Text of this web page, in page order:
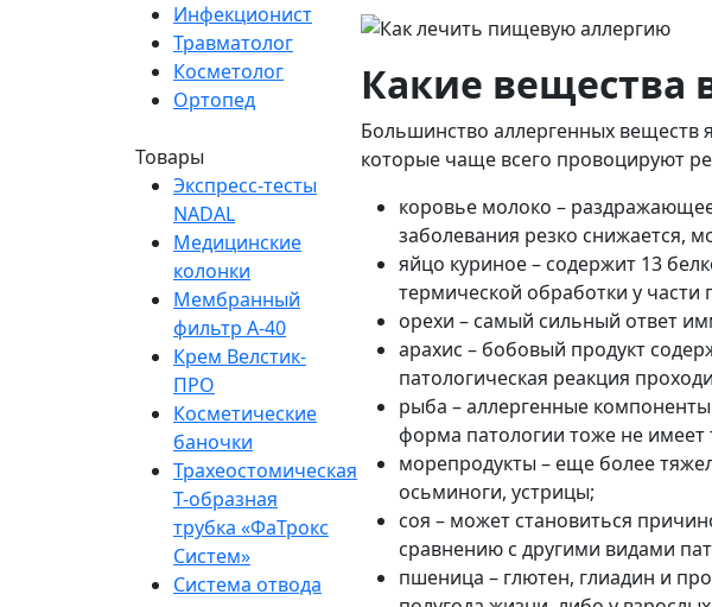
Инфекционист
Травматолог
Косметолог
Ортопед
Товары
Экспресс-тесты
NADAL
Медицинские
колонки
Мембранный
фильтр A-40
Крем Велстик-
ПРО
Косметические
баночки
Трахеостомическая
Т-образная
трубка «ФаТрокс
Систем»
Система отвода
Какие вещества
Большинство аллергенных веществ
которые чаще всего провоцируют
коровье молоко –
заболевания резко снижается,
яйцо куриное – содержит 13
термической обработки у части
орехи – самый сильный ответ
арахис – бобовый продукт
патологическая реакция
рыба – аллергенные
форма патологии тоже не
морепродукты – еще более
осьминоги, устрицы;
соя – может становиться
сравнению с другими видами
пшеница – глютен, глиадин и